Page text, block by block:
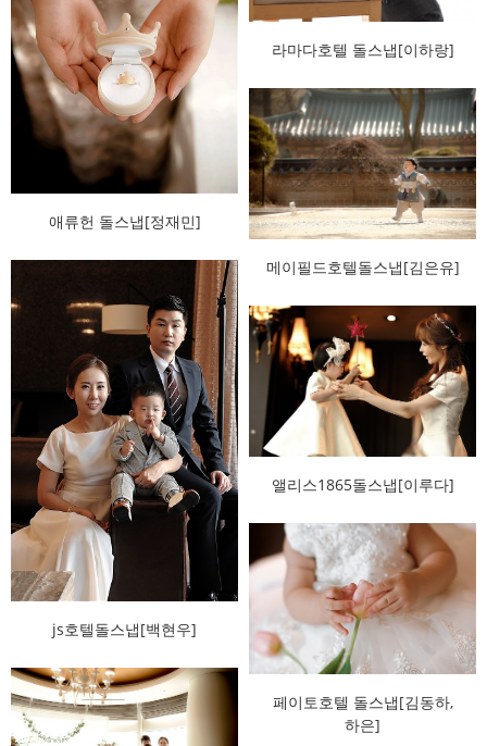
애류헌 돌스냅[정재민]
라마다호텔 돌스냅[이하랑]
메이필드호텔돌스냅[김은유]
js호텔돌스냅[백현우]
앨리스1865돌스냅[이루다]
페이토호텔 돌스냅[김동하,
하은]